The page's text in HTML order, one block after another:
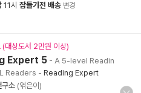
11시 잠들기전 배송 변경
(대상도서 2만원 이상)
Expert 5 - A 5-level Readin
Readers - Reading Expert
구소 (엮은이)